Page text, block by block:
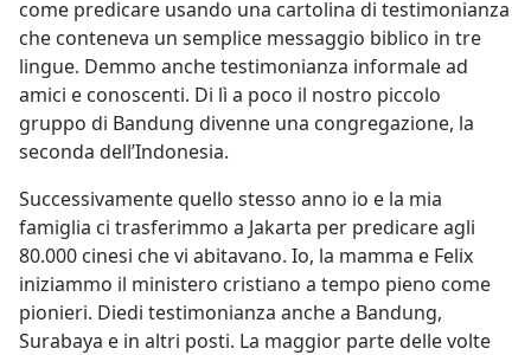
come predicare usando una cartolina di testimonianza
che conteneva un semplice messaggio biblico in tre
lingue. Demmo anche testimonianza informale ad
amici e conoscenti. Di lì a poco il nostro piccolo
gruppo di Bandung divenne una congregazione, la
seconda dell’Indonesia.
Successivamente quello stesso anno io e la mia
famiglia ci trasferimmo a Jakarta per predicare agli
80.000 cinesi che vi abitavano. Io, la mamma e Felix
iniziammo il ministero cristiano a tempo pieno come
pionieri. Diedi testimonianza anche a Bandung,
Surabaya e in altri posti. La maggior parte delle volte